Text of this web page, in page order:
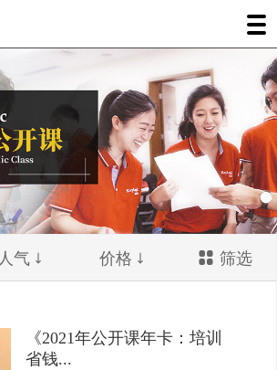
人气 价格 筛选
《2021年公开课年卡：培训
省钱...